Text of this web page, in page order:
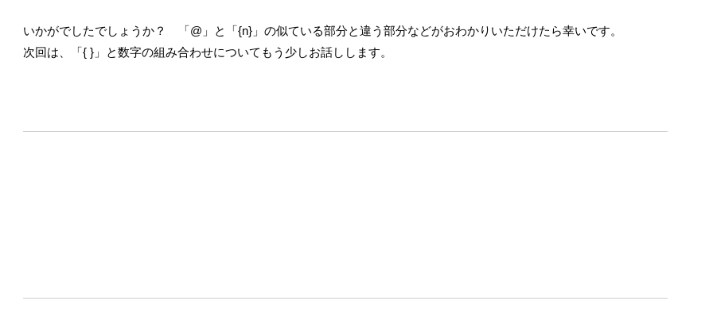
いかがでしたでしょうか？ 「@」と「{n}」の似ている部分と違う部分などがおわかりいただけたら幸いです。
次回は、「{ }」と数字の組み合わせについてもう少しお話しします。